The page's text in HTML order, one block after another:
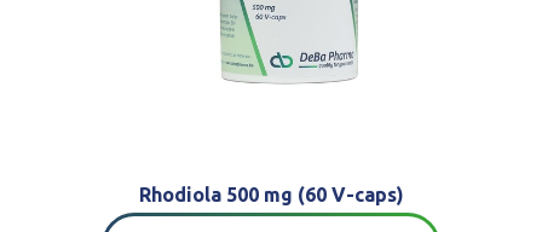
Rhodiola 500 mg (60 V-caps)